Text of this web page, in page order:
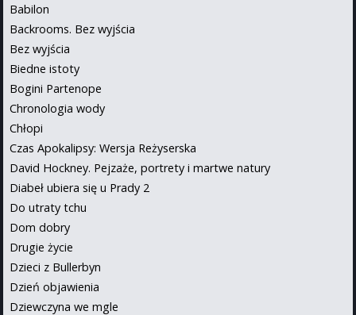
Babilon
Backrooms. Bez wyjścia
Bez wyjścia
Biedne istoty
Bogini Partenope
Chronologia wody
Chłopi
Czas Apokalipsy: Wersja Reżyserska
David Hockney. Pejzaże, portrety i martwe natury
Diabeł ubiera się u Prady 2
Do utraty tchu
Dom dobry
Drugie życie
Dzieci z Bullerbyn
Dzień objawienia
Dziewczyna we mgle